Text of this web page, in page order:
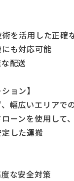
を活用した正確
も対応可能
配送
ョン】
幅広いエリアで
ーンを使用して
した運搬
な安全対策